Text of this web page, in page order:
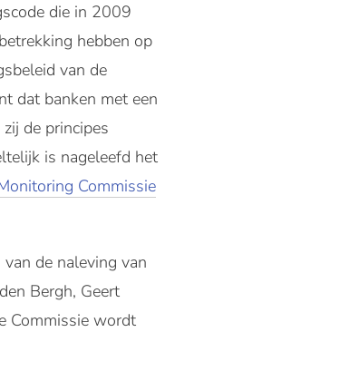
die in 2009
hebben op
van de
dat banken met een
de principes
is nageleefd het
Commissie
de naleving van
Bergh, Geert
Commissie wordt